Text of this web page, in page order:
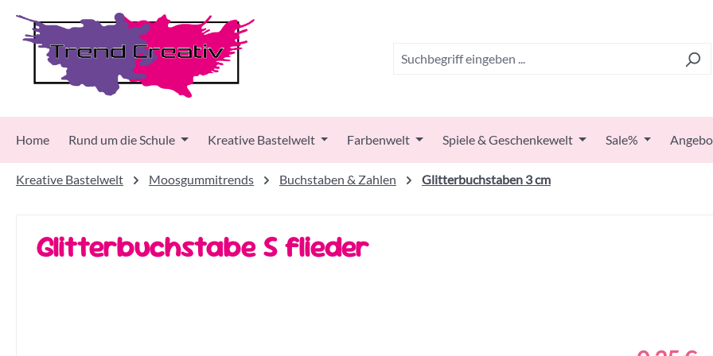
Hauptinhalt springen
Zur Suche springen
Zur Hauptnavigation springen
Home Rund um die Schule Kreative Bastelwelt Farbenwelt Spiele & Geschenkewelt Sale%
Kreative Bastelwelt Moosgummitrends Buchstaben & Zahlen Glitterbuchstaben 3 cm
Glitterbuchstabe S flieder
Regulärer